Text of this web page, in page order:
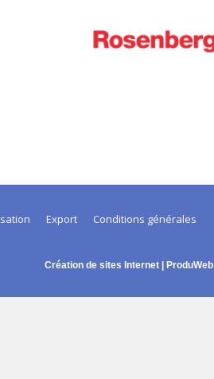
Export Conditions générales
Création de sites Internet | ProduWeb